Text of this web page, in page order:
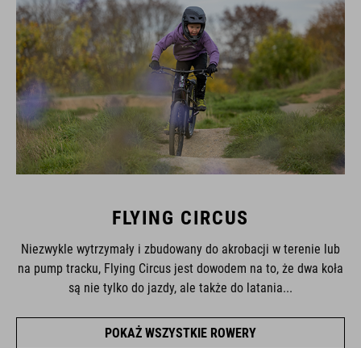
FLYING CIRCUS
Niezwykle wytrzymały i zbudowany do akrobacji w terenie lub
na pump tracku, Flying Circus jest dowodem na to, że dwa koła
są nie tylko do jazdy, ale także do latania...
POKAŻ WSZYSTKIE ROWERY